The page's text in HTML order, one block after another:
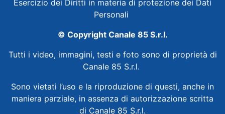
Esercizio dei Diritti in materia di protezione dei Dati
Personali
© Copyright Canale 85 S.r.l.
Tutti i video, immagini, testi e foto sono di proprietà di
Canale 85 S.r.l.
Sono vietati l’uso e la riproduzione di questi, anche in
maniera parziale, in assenza di autorizzazione scritta
di Canale 85 S.r.l.